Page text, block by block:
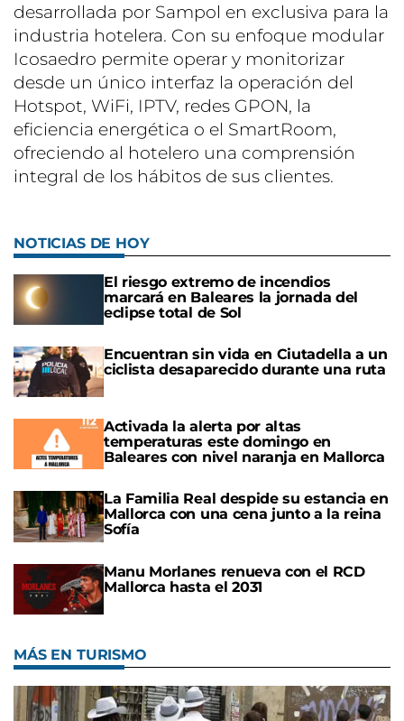
desarrollada por Sampol en exclusiva para la
industria hotelera. Con su enfoque modular
Icosaedro permite operar y monitorizar
desde un único interfaz la operación del
Hotspot, WiFi, IPTV, redes GPON, la
eficiencia energética o el SmartRoom,
ofreciendo al hotelero una comprensión
integral de los hábitos de sus clientes.
NOTICIAS DE HOY
El riesgo extremo de incendios
marcará en Baleares la jornada del
eclipse total de Sol
Encuentran sin vida en Ciutadella a un
ciclista desaparecido durante una ruta
Activada la alerta por altas
temperaturas este domingo en
Baleares con nivel naranja en Mallorca
La Familia Real despide su estancia en
Mallorca con una cena junto a la reina
Sofía
Manu Morlanes renueva con el RCD
Mallorca hasta el 2031
MÁS EN TURISMO